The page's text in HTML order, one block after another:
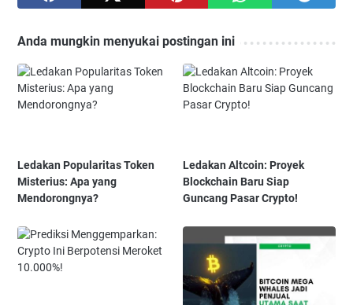
Anda mungkin menyukai postingan ini
Ledakan Popularitas Token
Misterius: Apa yang
Mendorongnya?
Ledakan Altcoin: Proyek
Blockchain Baru Siap
Guncang Pasar Crypto!